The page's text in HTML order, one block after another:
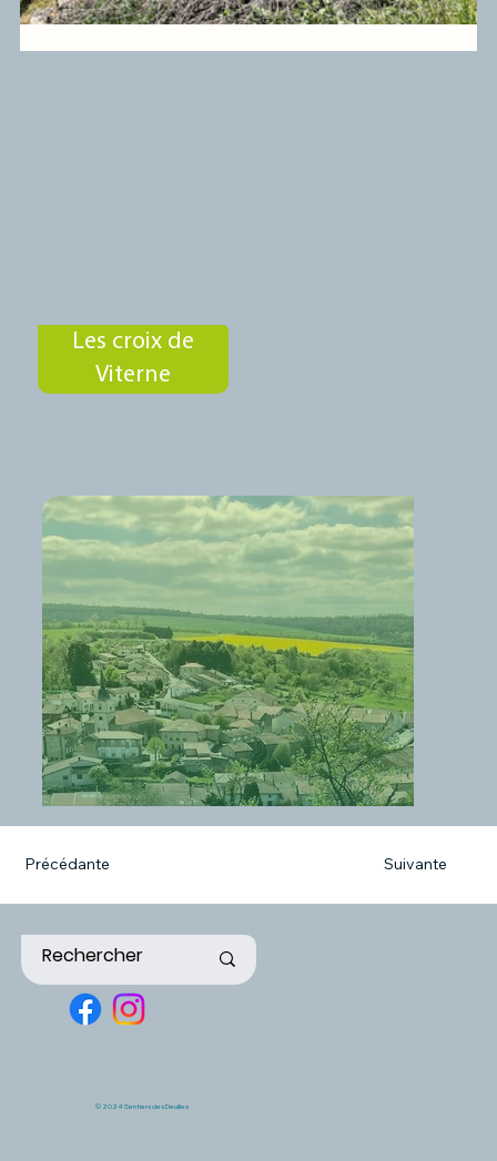
Les croix de
Viterne
Précédante Suivante
© 2024 Sentiers des Deuilles